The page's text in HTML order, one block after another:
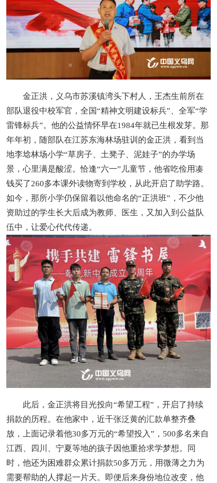
金正洪，义乌市苏溪镇湾头下村人，王杰生前所在
部队退役中校军官，全国“精神文明建设标兵”、全军“学
雷锋标兵”。他的公益情怀早在1984年就已生根发芽。那
年年初，随部队在江苏东海林场驻训的金正洪，看到当
地李埝林场小学“草房子、土凳子、泥娃子”的办学场
景，心里满是酸涩。恰逢“六一”儿童节，他省吃俭用凑
钱买了260多本课外读物寄到学校，从此开启了助学路。
如今，那所小学仍保留着以他命名的“正洪班”，不少他
资助过的学生长大后成为教师、医生，又加入到公益队
伍中，让爱心代代传递。
此后，金正洪将目光投向“希望工程”，开启了持续
捐款的历程。在他家中，近千张泛黄的汇款单整齐叠
放，上面记录着他30多万元的“希望投入”，500多名来自
江西、四川、宁夏等地的孩子因他重拾求学梦想。同
时，他还为困难群众累计捐款50多万元，用微薄之力为
需要帮助的人撑起一片天。即便后来身份地位改变，他